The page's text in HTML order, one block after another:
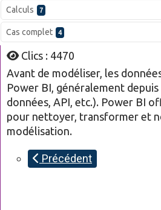
Calculs 7
Cas complet 4
Clics : 4470
Avant de modéliser, les
Power BI, généralement depuis
données, API, etc.). Power BI
pour nettoyer, transformer et
modélisation.
Précédent